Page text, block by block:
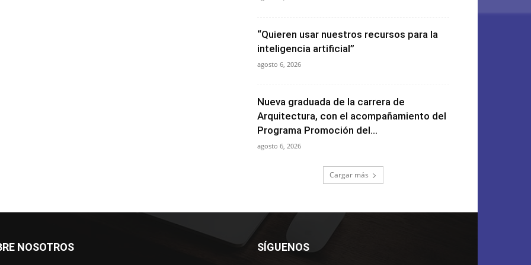
“Quieren usar nuestros recursos para la
inteligencia artificial”
agosto 6, 2026
Nueva graduada de la carrera de
Arquitectura, con el acompañamiento del
Programa Promoción del...
agosto 6, 2026
Cargar más
NOSOTROS SÍGUENOS